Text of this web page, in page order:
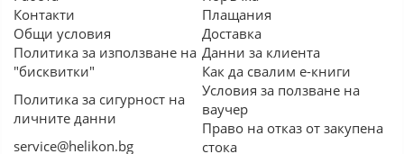
Контакти
Общи условия
Политика за използване на
"бисквитки"
Политика за сигурност на
личните данни
service@helikon.bg
Плащания
Доставка
Данни за клиента
Как да свалим е-книги
Условия за ползване на
ваучер
Право на отказ от закупена
стока